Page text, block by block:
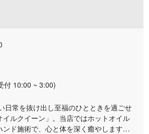
もてなしで全身の疲労を解きほぐし、お
求める以上の至福の体験をご提供。熊
事帰りや休日のリフレッシュなど、ご
お待ちしております。
付 10:00 ~ 3:00)
日常を抜け出し至福のひとときを過ごせ
イルクイーン」。当店ではホットオイル
ンド施術で、心と体を深く癒やします。